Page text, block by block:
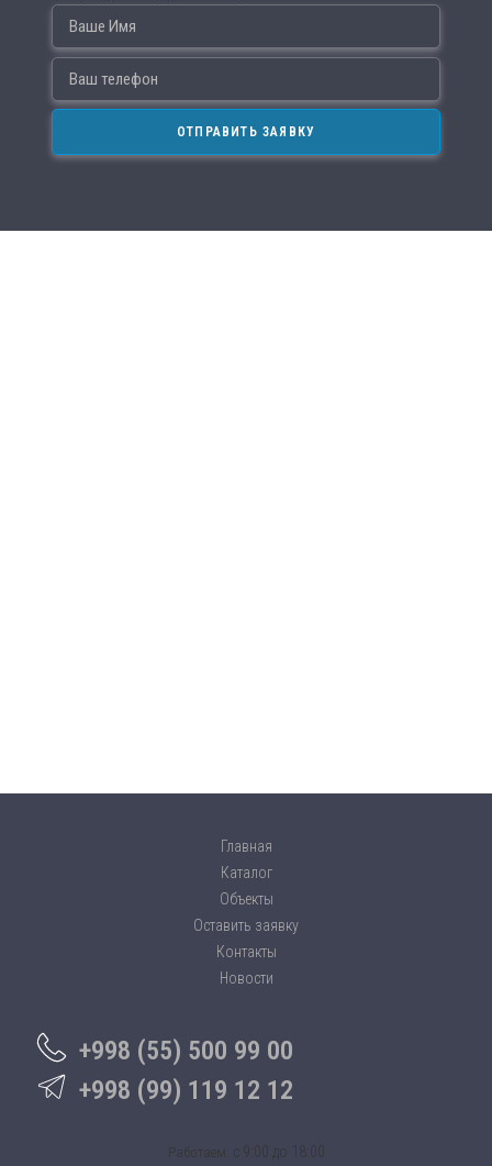
Главная
Каталог
Объекты
Оставить заявку
Контакты
Новости
+998 (55) 500 99 00
+998 (99) 119 12 12
Работаем: c 9:00 до 18:00